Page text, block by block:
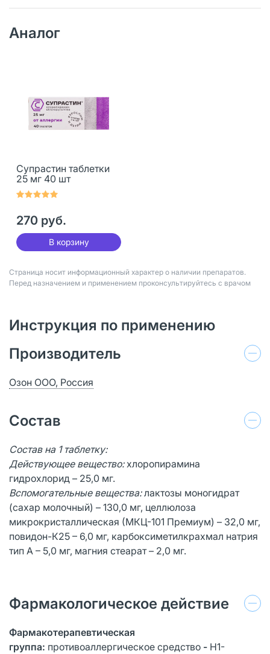
Аналог
Супрастин таблетки
25 мг 40 шт
270 руб.
В корзину
Страница носит информационный характер о наличии препаратов.
Перед назначением и применением проконсультируйтесь с врачом
Инструкция по применению
Производитель
Озон ООО, Россия
Состав
Состав на 1 таблетку:
Действующее вещество: хлоропирамина
гидрохлорид – 25,0 мг.
Вспомогательные вещества:лактозы моногидрат
(сахар молочный) – 130,0 мг, целлюлоза
микрокристаллическая (МКЦ-101 Премиум) – 32,0 мг,
повидон-К25 – 6,0 мг, карбоксиметилкрахмал натрия
тип А – 5,0 мг, магния стеарат – 2,0 мг.
Фармакологическое действие
Фармакотерапевтическая
группа: противоаллергическое средство - Н1-